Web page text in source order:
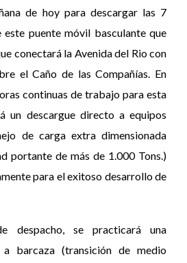
de hoy para descargar las 7
este puente móvil basculante que
conectará la Avenida del Rio con
el Caño de las Compañías. En
continuas de trabajo para esta
un descargue directo a equipos
de carga extra dimensionada
portante de más de 1.000 Tons.)
para el exitoso desarrollo de
despacho, se practicará una
barcaza (transición de medio